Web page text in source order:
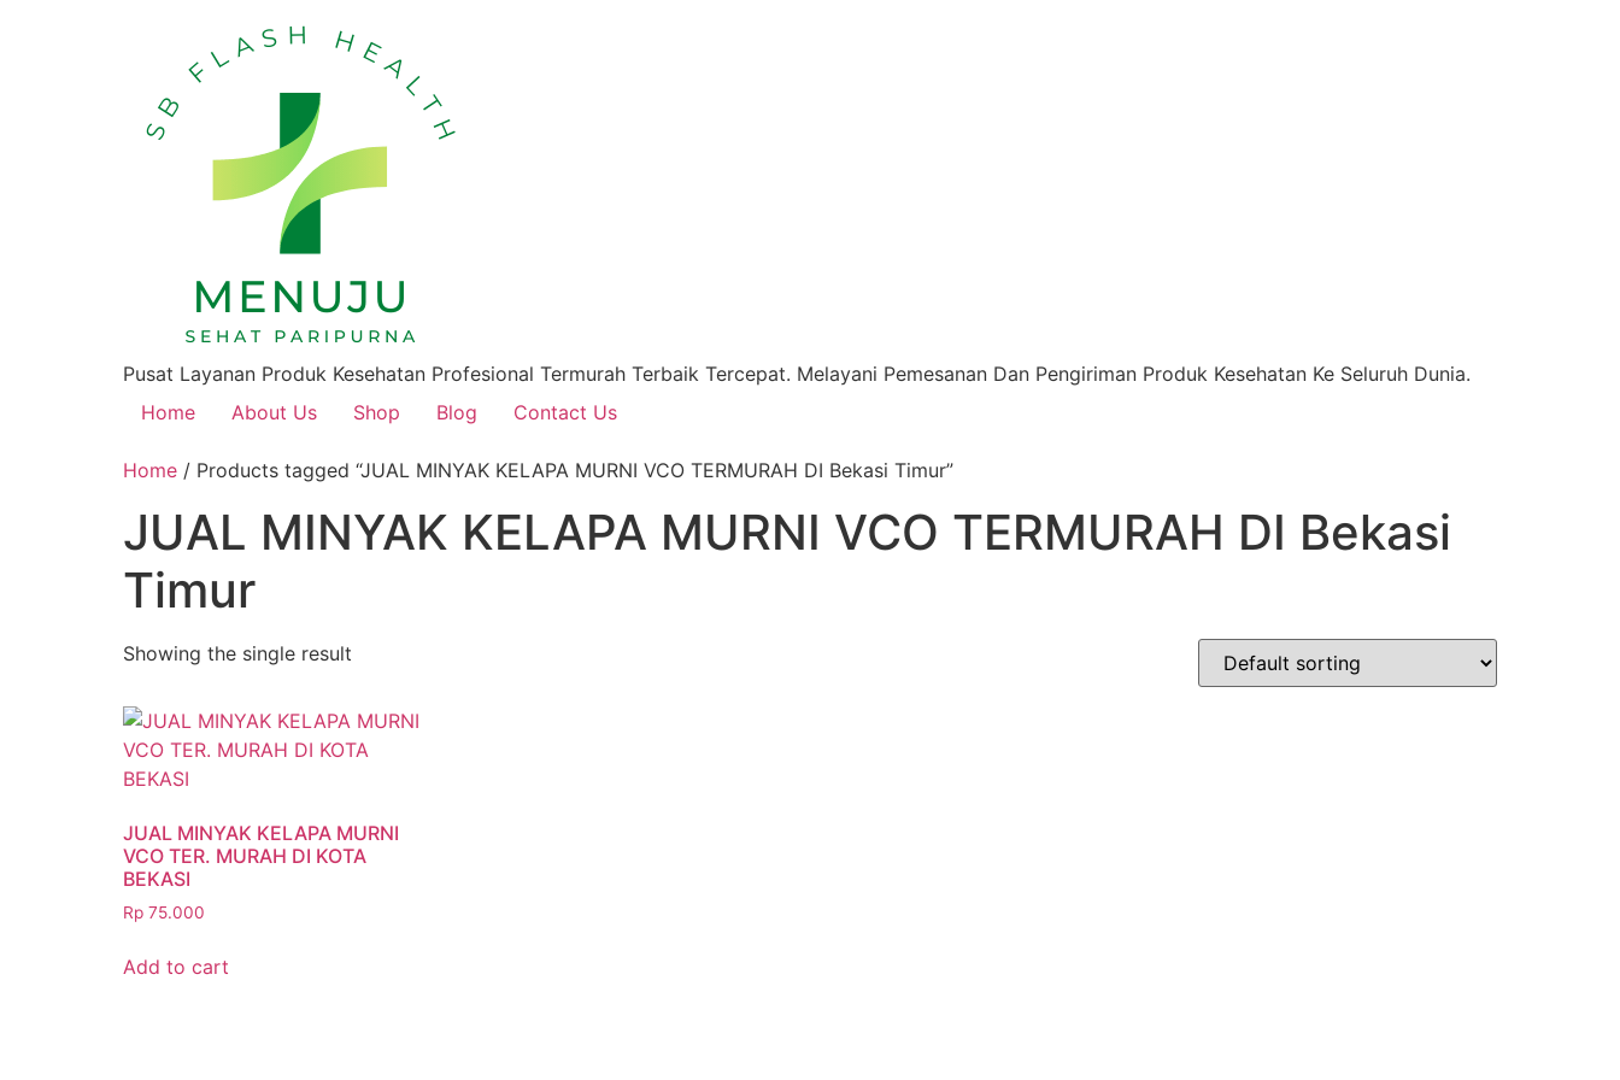
Pusat Layanan Produk Kesehatan Profesional Termurah Terbaik Tercepat. Melayani Pemesanan Dan Pengiriman Produk Kesehatan Ke Seluruh Dunia.
Home
About Us Shop Blog Contact Us
Home / Products tagged “JUAL MINYAK KELAPA MURNI VCO TERMURAH DI Bekasi Timur”
JUAL MINYAK KELAPA MURNI VCO TERMURAH DI Bekasi
Timur
Showing the single result
JUAL MINYAK KELAPA MURNI
VCO TER. MURAH DI KOTA
BEKASI
Rp 75.000
Add to cart